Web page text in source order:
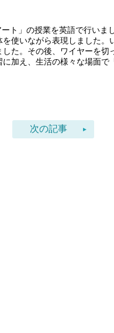
ト」の授業を英語で行いまし
使いながら表現しました。
た。その後、ワイヤーを切
加え、生活の様々な場面で
次の記事